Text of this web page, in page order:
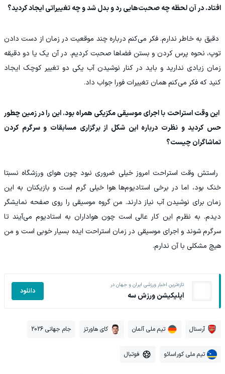
افتاد. در آن لحظه چه صحبت‌هایی رد و بدل شد و چه تغییراتی ایجاد کردید؟
‫ دقیق به خاطر ندارم. فکر می‌کنم درباره چند موقعیت در زمان از دست دادن
توپ، نحوه پرس کردن و بستن فضاها صحبت کردیم. در آن یک یا دو دقیقه
زمان زیادی ندارید و باید در کنار نوشیدن آب یکی دو تغییر کوچک ایجاد
کنید که فکر می‌کنم همان تغییرات فورا جواب داد.
‫ این وقت استراحت با اجرای موسیقی مکزیکی همراه بود. این را در زمین چطور
حس کردید و نظرت درباره این شکل از برگزاری مسابقات و سرگرم کردن
تماشاگران چیست؟
‫ راستش وقت استراحت امروز خیلی ضروری نبود چون هوای ورزشگاه نسبتا
خنک بود، اما در برخی استادیوم‌ها هوا خیلی گرم است و بازیکنان به این
زمان برای نوشیدن آب نیاز دارند. من گروه موسیقی را روی صفحه نمایشگر
دیدم. به نظرم این کار عالی است چون هواداران به استادیوم می‌آیند تا
سرگرم شوند و اجرای موسیقی در زمان استراحت ایده بسیار خوبی است و من
هیچ مشکلی با آن ندارم.
تازه‌ترین اخبار ورزشی ایران و جهان در
اپلیکیشن ورزش سه دانلود
آرسنال تیم ملی آلمان کای هاورتز جام جهانی 2026
تیم ملی کوراسائو فوتبال